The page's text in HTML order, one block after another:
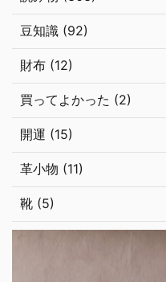
豆知識 (92)
財布 (12)
買ってよかった (2)
開運 (15)
革小物 (11)
靴 (5)